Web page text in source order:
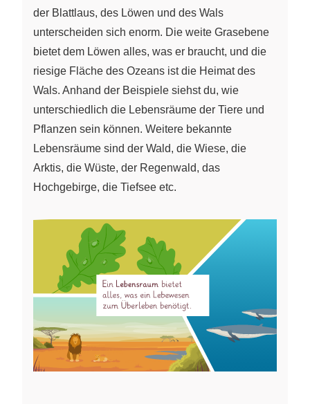
der Blattlaus, des Löwen und des Wals
unterscheiden sich enorm. Die weite Grasebene
bietet dem Löwen alles, was er braucht, und die
riesige Fläche des Ozeans ist die Heimat des
Wals. Anhand der Beispiele siehst du, wie
unterschiedlich die Lebensräume der Tiere und
Pflanzen sein können. Weitere bekannte
Lebensräume sind der Wald, die Wiese, die
Arktis, die Wüste, der Regenwald, das
Hochgebirge, die Tiefsee etc.